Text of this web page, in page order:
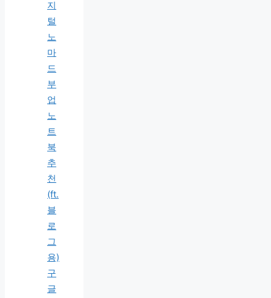
지
털
노
마
드
부
업
노
트
북
추
천
(ft.
블
로
그
용)
구
글